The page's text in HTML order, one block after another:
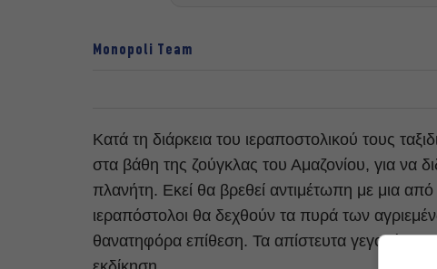
Monopoli Team
Κατά τη διάρκεια του ιεραποστολικού τους
στα βάθη της ζούγκλας του Αμαζονίου, για να
πλανήτη. Εκεί θα βρεθεί αντιμέτωπη με μια από
ιεραπόστολοι θα δεχθούν τα πυρά των
θανατηφόρα επίθεση. Τα απίστευτα γεγονότα